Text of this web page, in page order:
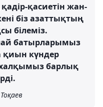
қасиетін жан-
біз азаттықтың
білеміз.
батырларымыз
күндер
барлық